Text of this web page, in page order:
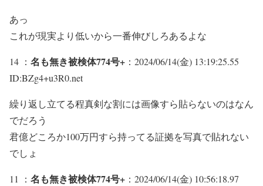
あっ
これが現実より低いから一番伸びしろあるよな
14 ： 名も無き被検体774号+ ：2024/06/14(金) 13:19:25.55
ID:BZg4+u3R0.net
繰り返し立てる程真剣な割には画像すら貼らないのはなん
でだろう
君億どころか100万円すら持ってる証拠を写真で貼れない
でしょ
11 ： 名も無き被検体774号+ ：2024/06/14(金) 10:56:18.97